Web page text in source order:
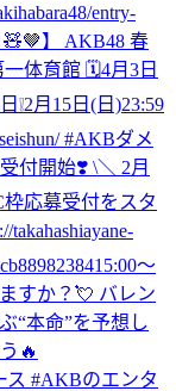
entry-
🧸🤎】 AKB48 春
体育館 🗓️4月3日
月15日(日)23:59
#AKBダメ
付開始❣️ \＼ 2月
応募受付をスタ
15:00〜
すか？💘 バレン
“本命”を予想し
🔥
ス #AKBのエンタ